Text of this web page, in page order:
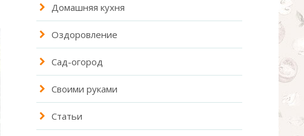
Домашняя кухня
Оздоровление
Сад-огород
Своими руками
Статьи